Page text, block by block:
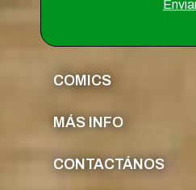
COMICS
MÁS INFO
CONTACTÁNOS